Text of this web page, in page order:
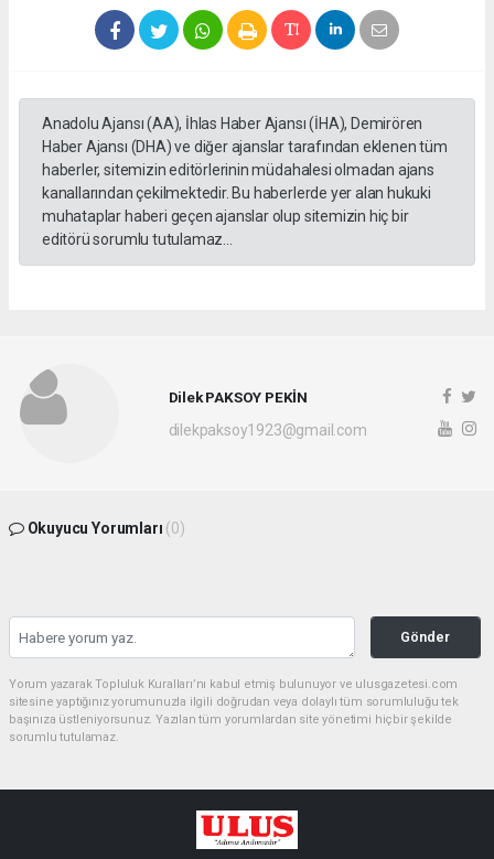
Anadolu Ajansı (AA), İhlas Haber Ajansı (İHA), Demirören
Haber Ajansı (DHA) ve diğer ajanslar tarafından eklenen tüm
haberler, sitemizin editörlerinin müdahalesi olmadan ajans
kanallarından çekilmektedir. Bu haberlerde yer alan hukuki
muhataplar haberi geçen ajanslar olup sitemizin hiç bir
editörü sorumlu tutulamaz...
Dilek PAKSOY PEKİN
dilekpaksoy1923@gmail.com
Okuyucu Yorumları (0)
Gönder
Yorum yazarak Topluluk Kuralları’nı kabul etmiş bulunuyor ve ulusgazetesi.com
sitesine yaptığınız yorumunuzla ilgili doğrudan veya dolaylı tüm sorumluluğu tek
başınıza üstleniyorsunuz. Yazılan tüm yorumlardan site yönetimi hiçbir şekilde
sorumlu tutulamaz.